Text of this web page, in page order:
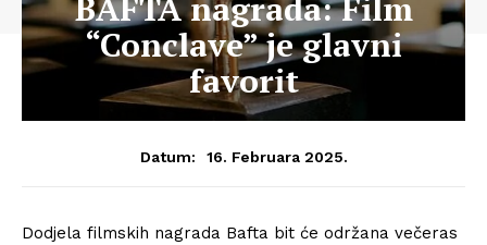
BAFTA nagrada: Film
“Conclave” je glavni
favorit
Datum: 16. Februara 2025.
Dodjela filmskih nagrada Bafta bit će održana večeras